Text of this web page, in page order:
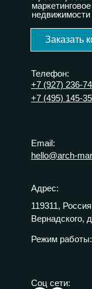
Адрес:
119311,
Вернадского,
Режим работы:
Соц сети:
Email:
hello@arch-
Телефон:
+7 (927) 236-
+7 (495) 145-
недвижимости
Заказать